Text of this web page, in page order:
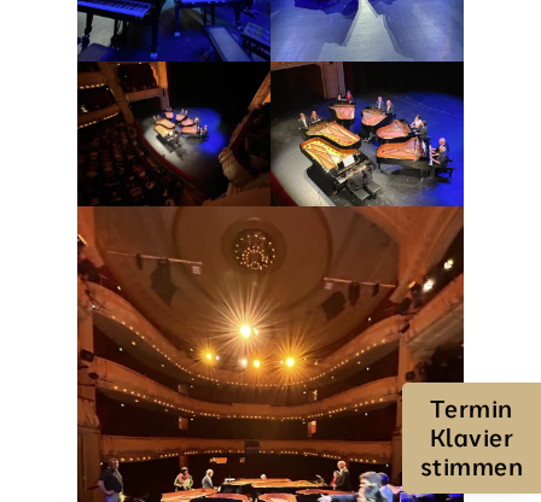
Termin
Klavier
stimmen